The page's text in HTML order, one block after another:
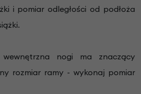
i pomiar odległości od podłoża
wewnętrzna nogi ma znaczący
rozmiar ramy - wykonaj pomiar